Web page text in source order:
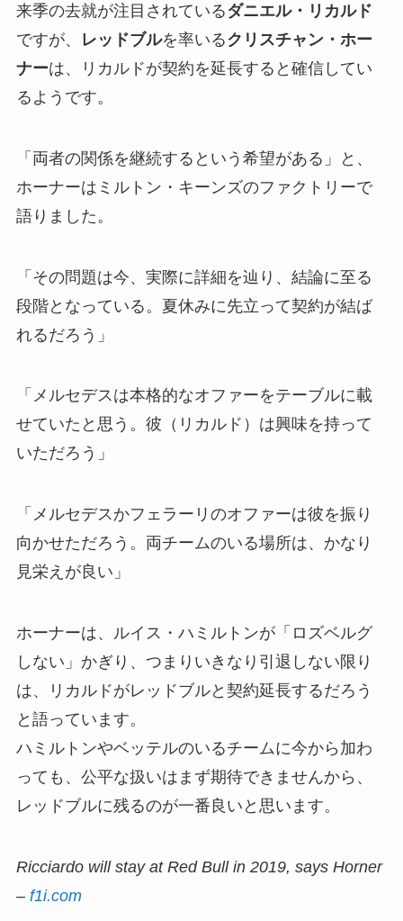
来季の去就が注目されているダニエル・リカルド
ですが、
レッドブルを率いるクリスチャン・ホー
ナーは、リカルドが契約を延長すると確信してい
るようです。
「両者の関係を継続するという希望がある」と、
ホーナーはミルトン・キーンズのファクトリーで
語りました。
「その問題は今、実際に詳細を辿り、結論に至る
段階となっている。夏休みに先立って契約が結ば
れるだろう」
「メルセデスは本格的なオファーをテーブルに載
せていたと思う。彼（リカルド）は興味を持って
いただろう」
「メルセデスかフェラーリのオファーは彼を振り
向かせただろう。両チームのいる場所は、かなり
見栄えが良い」
ホーナーは、ルイス・ハミルトンが「ロズベルグ
しない」かぎり、つまりいきなり引退しない限り
は、リカルドがレッドブルと契約延長するだろう
と語っています。
ハミルトンやベッテルのいるチームに今から加わ
っても、公平な扱いはまず期待できませんから、
レッドブルに残るのが一番良いと思います。
Ricciardo will stay at Red Bull in 2019, says Horner
– f1i.com